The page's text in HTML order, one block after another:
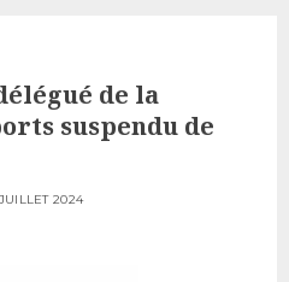
de la
suspendu de
2024